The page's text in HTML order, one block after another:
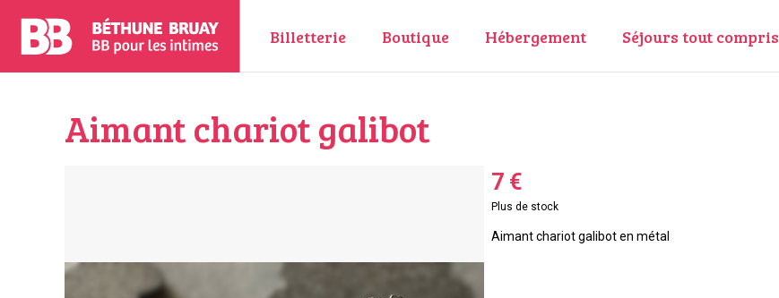
Billetterie Boutique Hébergement Séjours tout compris
Aimant chariot galibot
7 €
Plus de stock
Aimant chariot galibot en métal